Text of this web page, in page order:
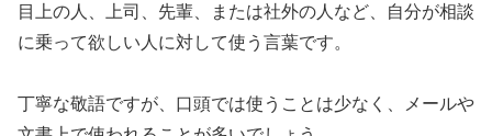
目上の人、上司、先輩、または社外の人など、自分が相談
に乗って欲しい人に対して使う言葉です。
丁寧な敬語ですが、口頭では使うことは少なく、メールや